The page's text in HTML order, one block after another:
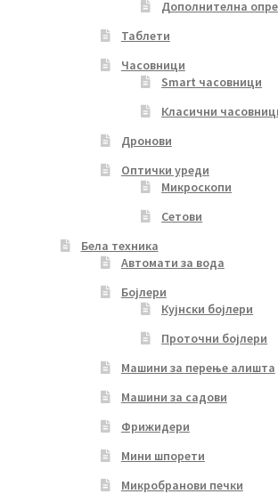
Дополнителна
Таблети
Часовници
Smart часовници
Класични
Дронови
Оптички уреди
Микроскопи
Сетови
Бела техника
Автомати за вода
Бојлери
Кујнски бојлери
Проточни бојлери
Машини за перење алишта
Машини за садови
Фрижидери
Мини шпорети
Микробранови печки